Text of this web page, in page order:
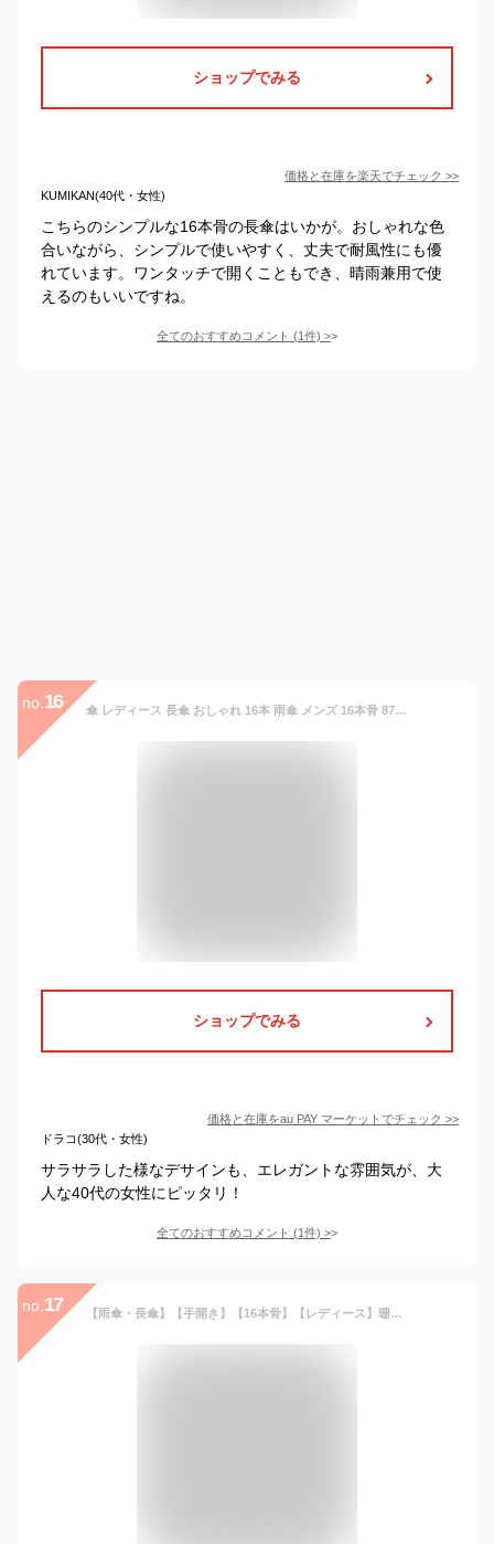
ショップでみる
価格と在庫を楽天でチェック >>
KUMIKAN(40代・女性)
こちらのシンプルな16本骨の長傘はいかが。おしゃれな色
合いながら、シンプルで使いやすく、丈夫で耐風性にも優
れています。ワンタッチで開くこともでき、晴雨兼用で使
えるのもいいですね。
全てのおすすめコメント (1件) >
no. 16 傘 レディース 長傘 おしゃれ 16本 雨傘 メンズ 16本骨 87cm 大きい ジャンプ傘 アンブレラ レイングッズ ビジネ
ショップでみる
価格と在庫をau PAY マーケット でチェック >>
ドラコ(30代・女性)
サラサラした様なデサインも、エレガントな雰囲気が、大
人な40代の女性にピッタリ！
全てのおすすめコメント (1件) >
no. 17 【雨傘・長傘】【手開き】【16本骨】【レディース】珊瑚の海をタイ・エイ・いわしの大群が泳ぐアクア柄手開き雨傘